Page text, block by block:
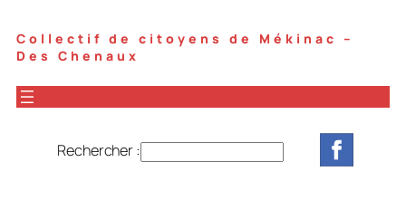
Collectif de citoyens de Mékinac –
Des Chenaux
Rechercher :